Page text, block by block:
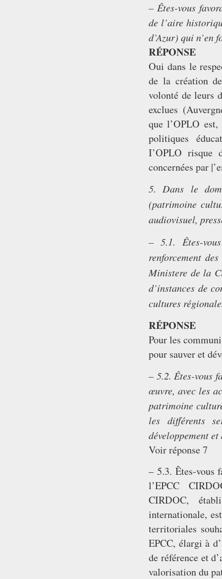
– Êtes-vous
de l’aire
d’Azur) qui n’en
RÉPONSE
Oui dans le
de la création
volonté de leurs
exclues
que l’OPLO
politiques
I’OPLO risque
concernées par
5. Dans le
(patrimoine
audiovisuel,
– 5.1. Êtes-
renforcement
Ministere de la
d’instances de
cultures
RÉPONSE
Pour les
pour sauver et
– 5.2. Êtes-vous
œuvre, avec les
patrimoine
les différents
développement
Voir réponse 7
– 5.3. Êtes-vous
l’EPCC
CIRDOC,
internationale,
territoriales
EPCC, élargi à
de référence et
valorisation du